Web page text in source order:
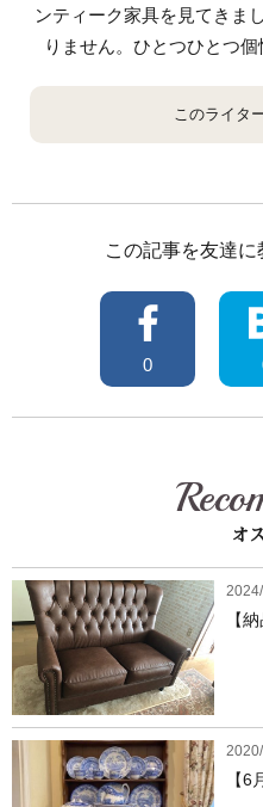
このライタ
ンティーク家具を見てきま
りません。ひとつひとつ個
この記事を友達に
0
オ
【
【